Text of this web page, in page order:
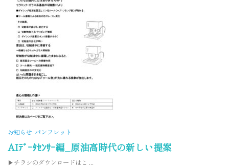
お知らせ パンフレット
AIﾃﾞｰﾀｾﾝｻｰ編_原油高時代の新しい提案
▶チラシのダウンロードはこ ...